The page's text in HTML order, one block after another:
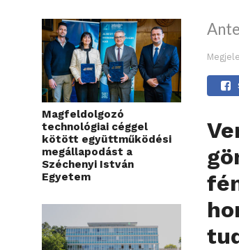
Magfeldolgozó
technológiai céggel
kötött együttműködési
megállapodást a
Széchenyi István
Egyetem